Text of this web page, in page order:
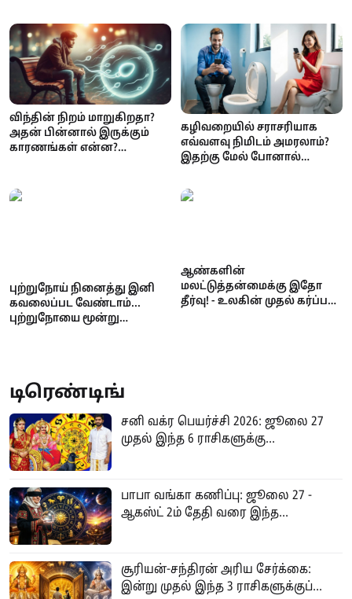
உண்டாகும் பக்க விளைவுகள்
விந்தின் நிறம் மாறுகிறதா?
அதன் பின்னால் இருக்கும்
காரணங்கள் என்ன?
கழிவறையில் சராசரியாக
எவ்வளவு நிமிடம் அமரலாம்?
இதற்கு மேல் போனால்
எச்சரிக்கை
புற்றுநோய் நினைத்து இனி
கவலைப்பட வேண்டாம்...
புற்றுநோயை மூன்று
ஆண்களின்
மலட்டுத்தன்மைக்கு இதோ
தீர்வு! - உலகின் முதல் கர்ப்பம்
டிரெண்டிங்
சனி வக்ர பெயர்ச்சி 2026: ஜூலை 27
முதல் இந்த 6 ராசிகளுக்கு...
பாபா வங்கா கணிப்பு: ஜூலை 27 -
ஆகஸ்ட் 2ம் தேதி வரை இந்த...
சூரியன்-சந்திரன் அரிய சேர்க்கை:
இன்று முதல் இந்த 3 ராசிகளுக்குப்...